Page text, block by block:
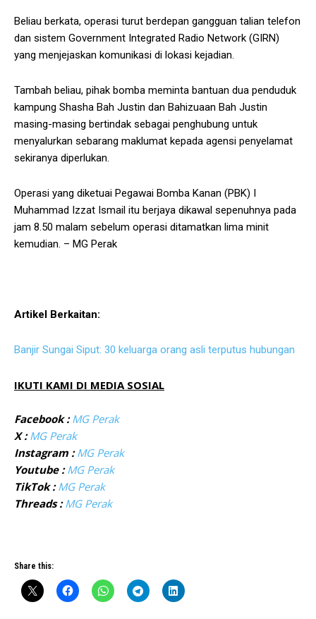
Beliau berkata, operasi turut berdepan gangguan talian telefon
dan sistem Government Integrated Radio Network (GIRN)
yang menjejaskan komunikasi di lokasi kejadian.
Tambah beliau, pihak bomba meminta bantuan dua penduduk
kampung Shasha Bah Justin dan Bahizuaan Bah Justin
masing-masing bertindak sebagai penghubung untuk
menyalurkan sebarang maklumat kepada agensi penyelamat
sekiranya diperlukan.
Operasi yang diketuai Pegawai Bomba Kanan (PBK) I
Muhammad Izzat Ismail itu berjaya dikawal sepenuhnya pada
jam 8.50 malam sebelum operasi ditamatkan lima minit
kemudian. – MG Perak
Artikel Berkaitan:
Banjir Sungai Siput: 30 keluarga orang asli terputus hubungan
IKUTI KAMI DI MEDIA SOSIAL
Facebook : MG Perak
X : MG Perak
Instagram : MG Perak
Youtube : MG Perak
TikTok : MG Perak
Threads : MG Perak
Share this: